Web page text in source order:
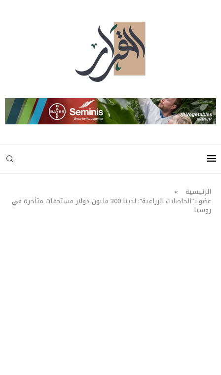
الرئيسية »
عضو بـ”الحاصلات الزراعية”: لدينا 300 مليون دولار مستحقات متأخرة في
روسيا